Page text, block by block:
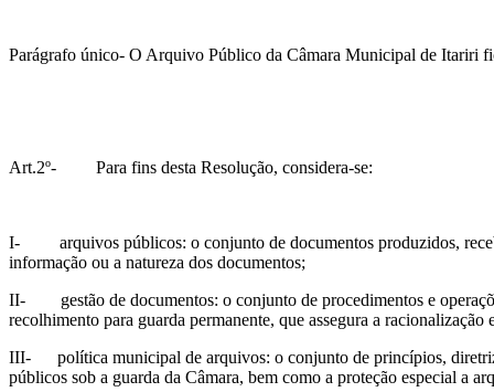
Parágrafo único- O Arquivo Público da Câmara Municipal de Itariri
Art.2º- Para fins desta Resolução, considera-se:
I- arquivos públicos: o conjunto de documentos produzidos,
informação ou a natureza dos documentos;
II- gestão de documentos: o conjunto de procedimentos e
recolhimento para guarda permanente, que assegura a racionalização
III- política municipal de arquivos: o conjunto de princípios,
públicos sob a guarda da Câmara, bem como a proteção especial a